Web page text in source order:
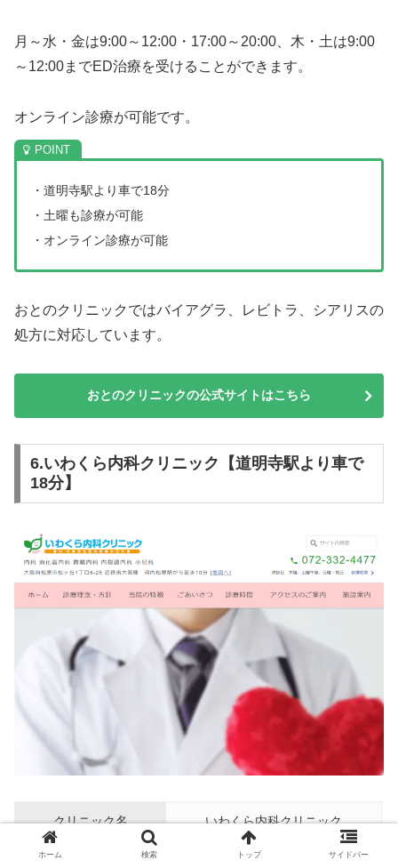
月～水・金は9:00～12:00・17:00～20:00、木・土は9:00
～12:00までED治療を受けることができます。
オンライン診療が可能です。
・道明寺駅より車で18分
・土曜も診療が可能
・オンライン診療が可能
おとのクリニックではバイアグラ、レビトラ、シアリスの
処方に対応しています。
おとのクリニックの公式サイトはこちら
6.いわくら内科クリニック【道明寺駅より車で
18分】
クリニック名 いわくら内科クリニック
大阪府松原市松ヶ丘1丁目6-25
ホーム 検索 トップ サイドバー